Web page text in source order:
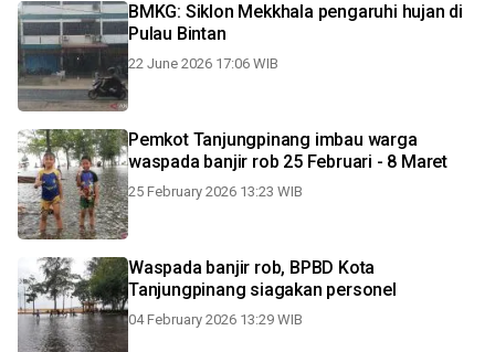
BMKG: Siklon Mekkhala pengaruhi hujan di
Pulau Bintan
22 June 2026 17:06 WIB
Pemkot Tanjungpinang imbau warga
waspada banjir rob 25 Februari - 8 Maret
25 February 2026 13:23 WIB
Waspada banjir rob, BPBD Kota
Tanjungpinang siagakan personel
04 February 2026 13:29 WIB